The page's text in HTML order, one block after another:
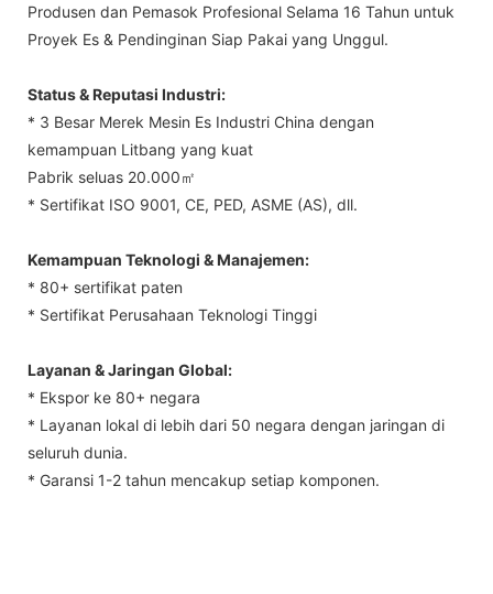
Produsen dan Pemasok Profesional Selama 16 Tahun untuk
Proyek Es & Pendinginan Siap Pakai yang Unggul.
Status & Reputasi Industri:
* 3 Besar Merek Mesin Es Industri China dengan
kemampuan Litbang yang kuat
Pabrik seluas 20.000㎡
* Sertifikat ISO 9001, CE, PED, ASME (AS), dll.
Kemampuan Teknologi & Manajemen:
* 80+ sertifikat paten
* Sertifikat Perusahaan Teknologi Tinggi
Layanan & Jaringan Global:
* Ekspor ke 80+ negara
* Layanan lokal di lebih dari 50 negara dengan jaringan di
seluruh dunia.
* Garansi 1-2 tahun mencakup setiap komponen.